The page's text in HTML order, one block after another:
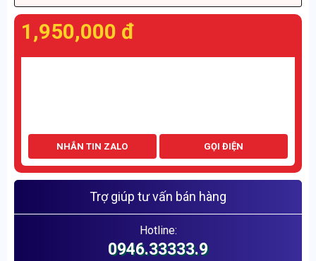
1,950,000 đ
NHẮN TIN ZALO GỌI ĐIỆN
Trợ giúp tư vấn bán hàng
Hotline:
0946.33333.9